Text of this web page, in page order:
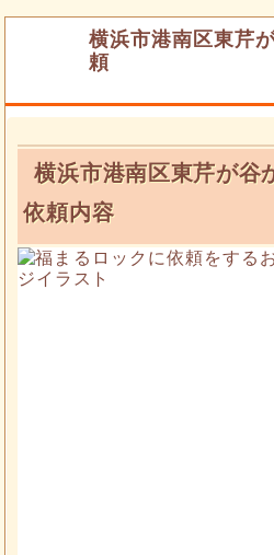
横浜市港南区東芹
頼
横浜市港南区東芹が谷
依頼内容